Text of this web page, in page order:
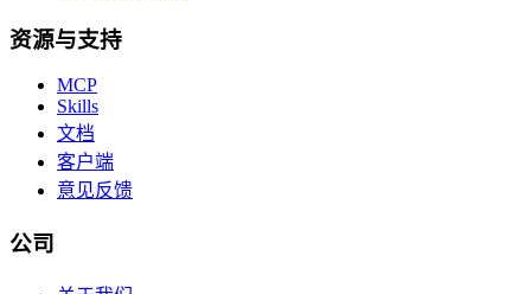
资源与支持
MCP
Skills
文档
客户端
意见反馈
公司